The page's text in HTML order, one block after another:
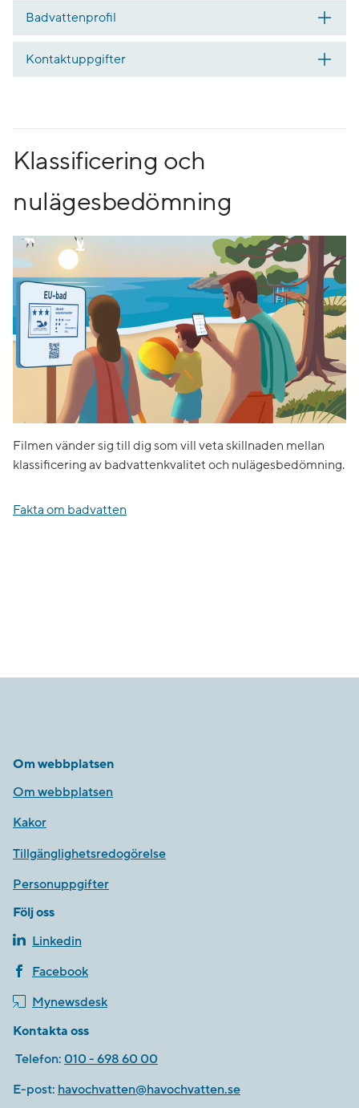
Badvattenprofil
Kontaktuppgifter
Klassificering och
nulägesbedömning
Filmen vänder sig till dig som vill veta skillnaden mellan
klassificering av badvattenkvalitet och nulägesbedömning.
Fakta om badvatten
Om webbplatsen
Om webbplatsen
Kakor
Tillgänglighetsredogörelse
Personuppgifter
Följ oss
Linkedin
Facebook
Mynewsdesk
Kontakta oss
Telefon: 010 - 698 60 00
E-post: havochvatten@havochvatten.se